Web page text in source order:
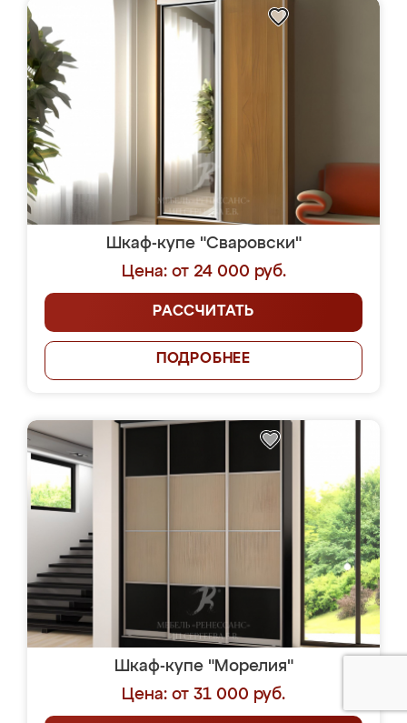
Шкаф-купе "Сваровски"
Цена: от 24 000 руб.
РАССЧИТАТЬ
ПОДРОБНЕЕ
Шкаф-купе "Морелия"
Цена: от 31 000 руб.